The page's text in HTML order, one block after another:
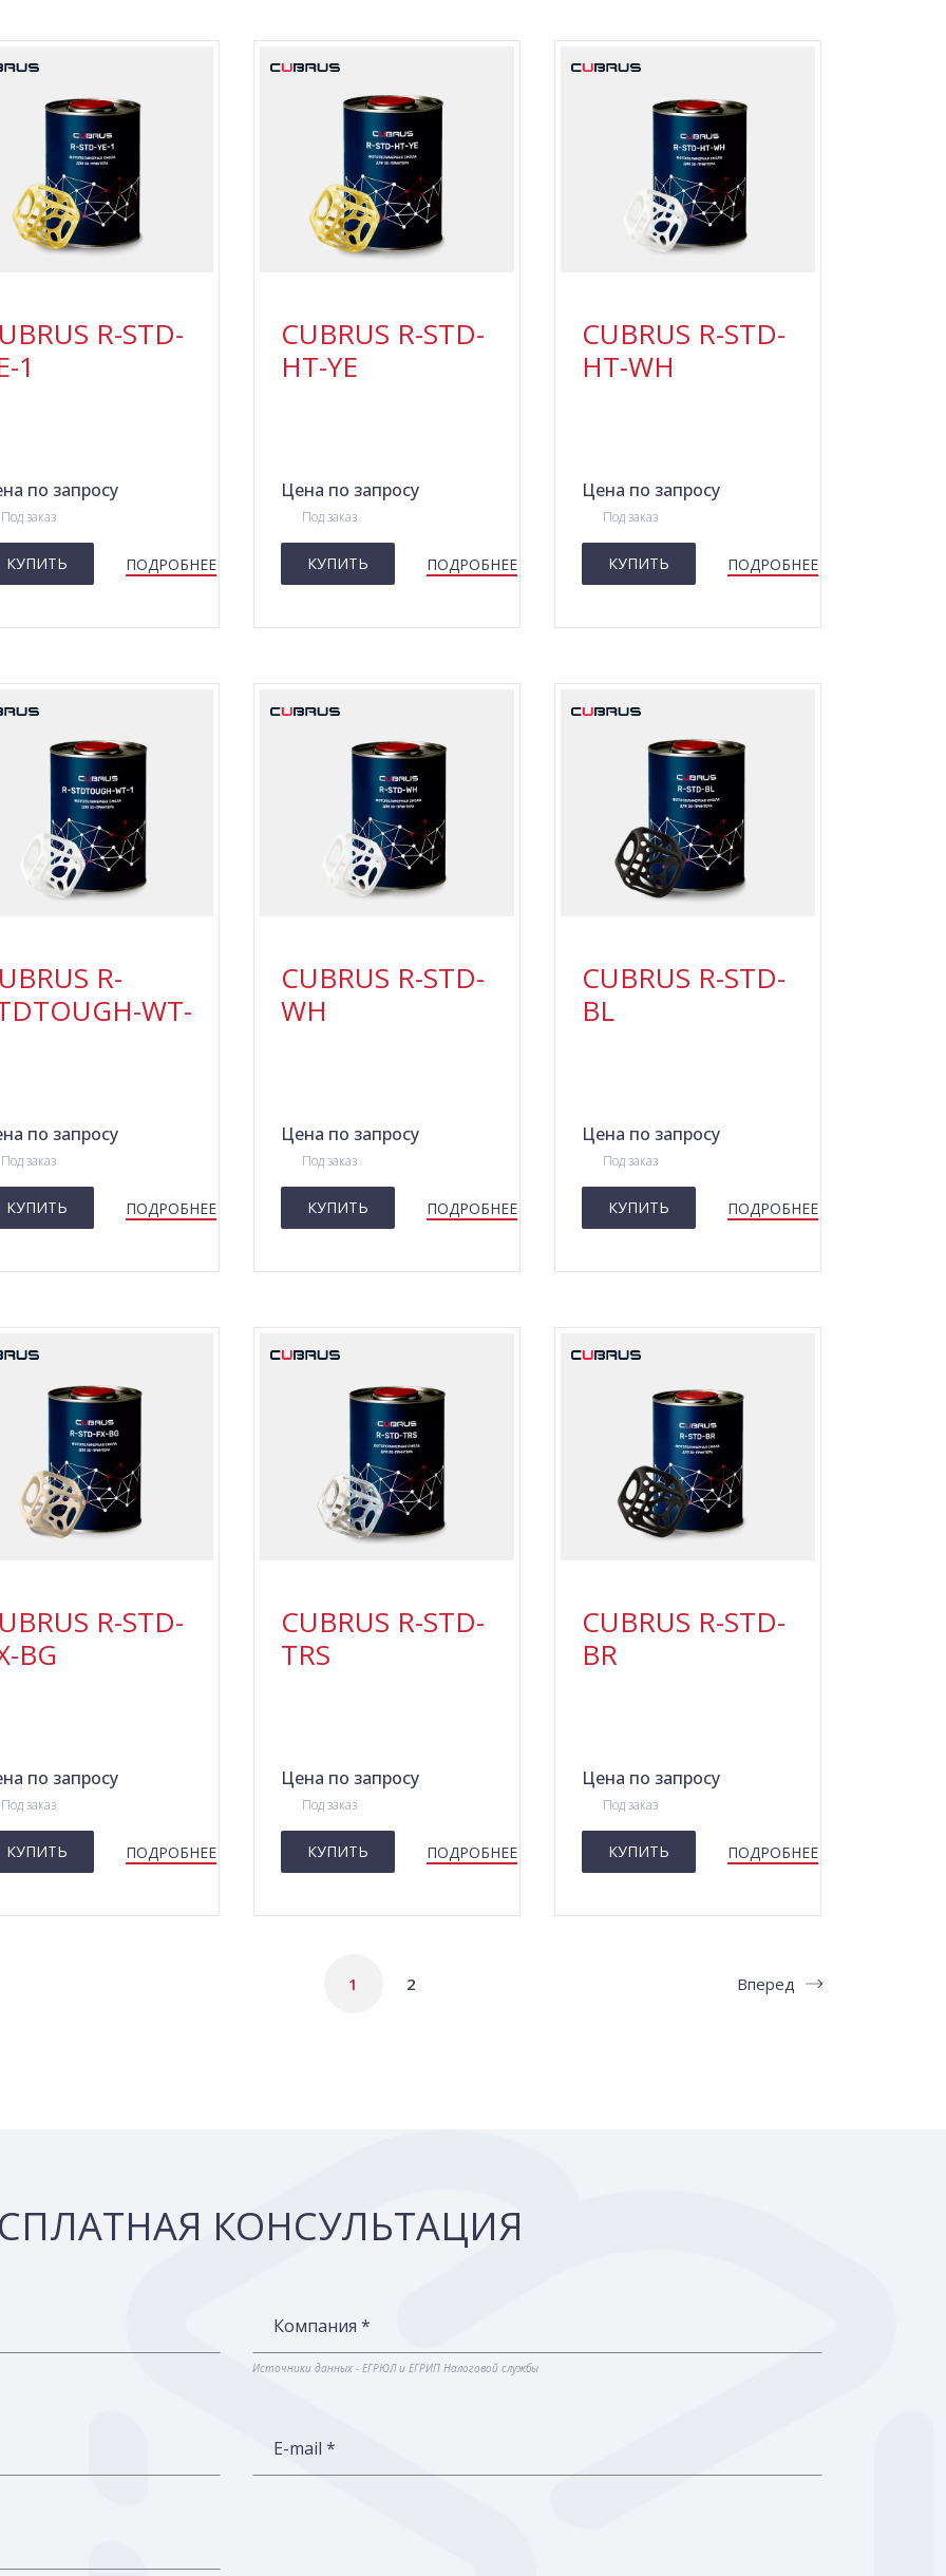
R-STD-
1
по запросу
Под заказ
КУПИТЬ ПОДРОБНЕЕ
CUBRUS R-STD-
HT-YE
Цена по запросу
Под заказ
КУПИТЬ ПОДРОБНЕЕ
CUBRUS R-STD-
HT-WH
Цена по запросу
Под заказ
КУПИТЬ ПОДРОБНЕЕ
R-
WT-
по запросу
Под заказ
КУПИТЬ ПОДРОБНЕЕ
CUBRUS R-STD-
WH
Цена по запросу
Под заказ
КУПИТЬ ПОДРОБНЕЕ
CUBRUS R-STD-
BL
Цена по запросу
Под заказ
КУПИТЬ ПОДРОБНЕЕ
R-STD-
BG
по запросу
Под заказ
КУПИТЬ ПОДРОБНЕЕ
CUBRUS R-STD-
TRS
Цена по запросу
Под заказ
КУПИТЬ ПОДРОБНЕЕ
CUBRUS R-STD-
BR
Цена по запросу
Под заказ
КУПИТЬ ПОДРОБНЕЕ
1 2 Вперед
КОНСУЛЬТАЦИЯ
Компания *
Источники данных - ЕГРЮЛ и ЕГРИП Налоговой службы
E-mail *